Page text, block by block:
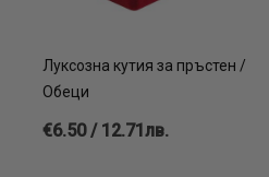
Луксозна кутия за пръстен /
Обеци
€6.50 / 12.71лв.